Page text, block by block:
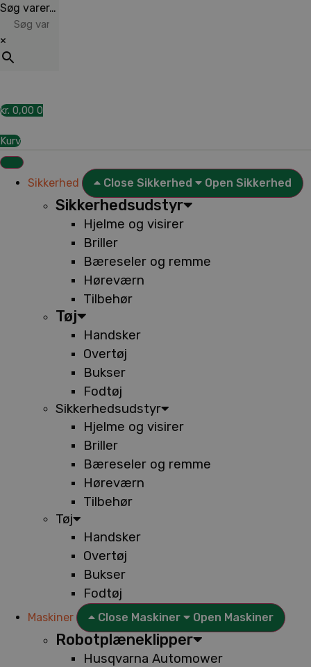
Søg varer…
×
kr. 0,00 0
Kurv
Sikkerhed Close Sikkerhed Open Sikkerhed
Sikkerhedsudstyr
Hjelme og visirer
Briller
Bæreseler og remme
Høreværn
Tilbehør
Tøj
Handsker
Overtøj
Bukser
Fodtøj
Sikkerhedsudstyr
Hjelme og visirer
Briller
Bæreseler og remme
Høreværn
Tilbehør
Tøj
Handsker
Overtøj
Bukser
Fodtøj
Maskiner Close Maskiner Open Maskiner
Robotplæneklipper
Husqvarna Automower